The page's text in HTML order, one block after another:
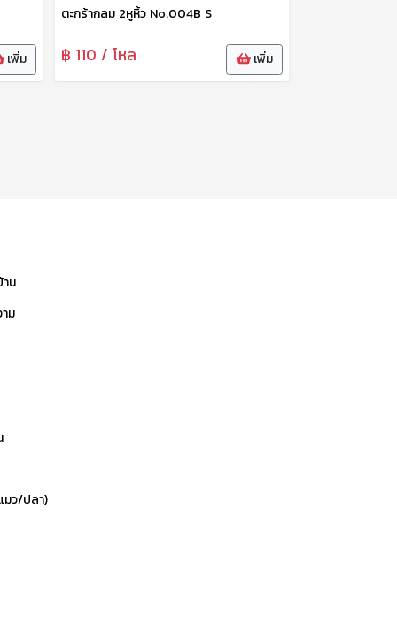
เพิ่ม
ตะกร้ากลม 2หูหิ้ว No.004B S
฿ 110 / โหล เพิ่ม
น
ม
ว/ปลา)